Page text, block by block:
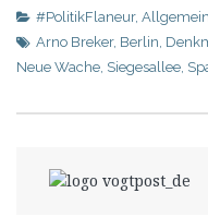
#PolitikFlaneur,
Arno Breker, Berlin,
Neue Wache, Siegesallee,